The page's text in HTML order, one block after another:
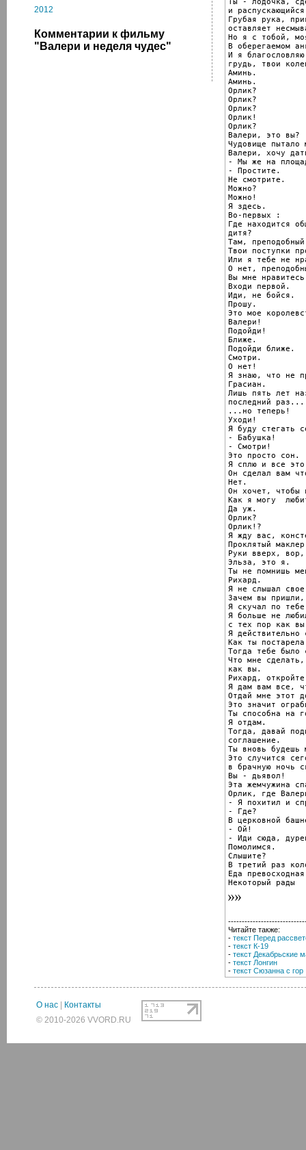
2012
Комментарии к фильму
"Валери и неделя чудес"
и
Грубая рука,
оставляет
Но я с тобой,
В оберегаемом
И я
грудь, твои
Аминь.
Аминь.
Орлик?
Орлик?
Орлик?
Орлик!
Орлик?
Валери, это вы?
Чудовище пытало
Валери, хочу
- Мы же на
- Простите.
Не смотрите.
Можно?
Можно!
Я здесь.
Во-первых :
Где находится
дитя?
Там,
Твои поступки
Или я тебе не
О нет,
Вы мне
Входи первой.
Иди, не бойся.
Прошу.
Это мое
Валери!
Подойди!
Ближе.
Подойди ближе.
Смотри.
О нет!
Я знаю, что не
Грасиан.
Лишь пять лет
последний раз...
...но теперь!
Уходи!
Я буду стегать
- Бабушка!
- Смотри!
Это просто сон.
Я сплю и все
Он сделал вам
Нет.
Он хочет, чтобы
Как я могу
Да уж.
Орлик?
Орлик!?
Я жду вас,
Проклятый
Руки вверх,
Эльза, это я.
Ты не помнишь
Рихард.
Я не слышал
Зачем вы пришли,
Я скучал по
Я больше не
с тех пор как
Я
Как ты
Тогда тебе было
Что мне
как вы.
Рихард,
Я дам вам все,
Отдай мне этот
Это значит
Ты способна на
Я отдам.
Тогда, давай
соглашение.
Ты вновь будешь
Это случится
в брачную ночь
Вы - дьявол!
Эта жемчужина
Орлик, где
- Я похитил и
- Где?
В церковной
- Ой!
- Иди сюда,
Помолимся.
Слышите?
В третий раз
Еда
Некоторый рады
Читайте также:
- текст Перед
- текст К-19
- текст Декабрьские
- текст Лонгин
- текст Сюзанна с гор
О нас
Контакты
© 2010-2026 VVORD.RU